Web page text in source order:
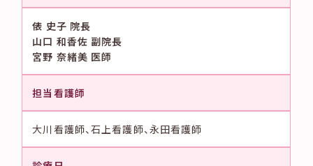
俵 史子 院長
山口 和香佐 副院長
宮野 奈緒美 医師
担当看護師
大川看護師、石上看護師、永田看護師